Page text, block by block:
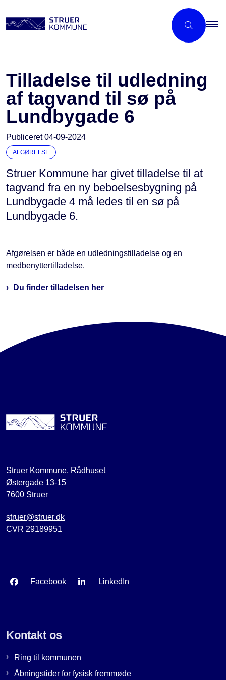
Tilladelse til udledning
af tagvand til sø på
Lundbygade 6
Publiceret04-09-2024
AFGØRELSE
Struer Kommune har givet tilladelse til at
tagvand fra en ny beboelsesbygning på
Lundbygade 4 må ledes til en sø på
Lundbygade 6.
Afgørelsen er både en udledningstilladelse og en
medbenyttertilladelse.
Du finder tilladelsen her
Struer Kommune, Rådhuset
Østergade 13-15
7600 Struer
struer@struer.dk
CVR 29189951
Facebook LinkedIn
Kontakt os
Ring til kommunen
Åbningstider for fysisk fremmøde